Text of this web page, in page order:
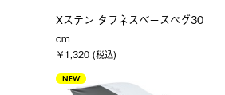
Xステン タフネスベースペグ30
cm
￥1,320 (税込)
NEW